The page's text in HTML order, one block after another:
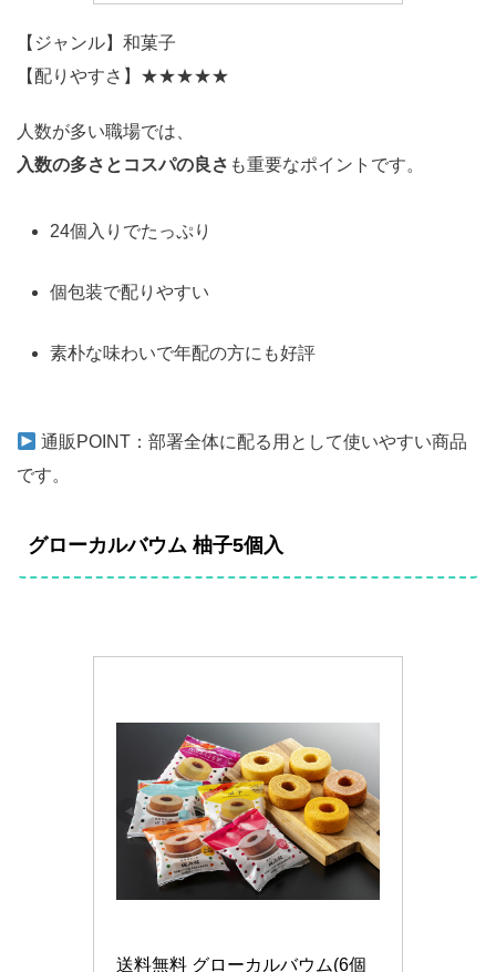
【ジャンル】和菓子
【配りやすさ】★★★★★
人数が多い職場では、
入数の多さとコスパの良さ も重要なポイントです。
24個入りでたっぷり
個包装で配りやすい
素朴な味わいで年配の方にも好評
通販POINT：部署全体に配る用として使いやすい商品
です。
グローカルバウム 柚子5個入
送料無料 グローカルバウム(6個